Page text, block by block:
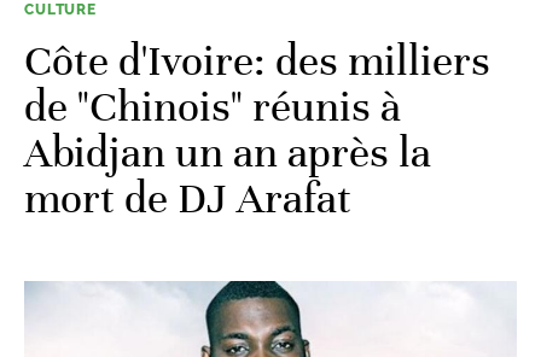
CULTURE
Côte d'Ivoire: des milliers
de "Chinois" réunis à
Abidjan un an après la
mort de DJ Arafat